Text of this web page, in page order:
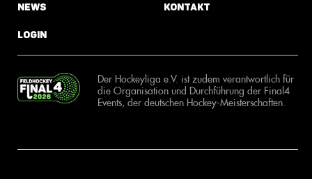
News
Login
Kontakt
Der Hockeyliga e.V. ist zudem verantwortlich für
die Organisation und Durchführung der Final4
Events, der deutschen Hockey-Meisterschaften.